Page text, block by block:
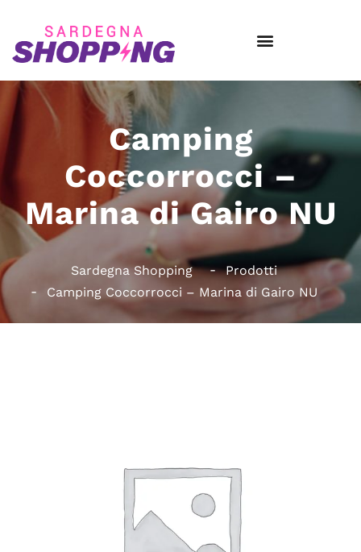
Camping
Coccorrocci –
Marina di Gairo NU
Sardegna Shopping
Prodotti
Camping Coccorrocci – Marina di Gairo NU